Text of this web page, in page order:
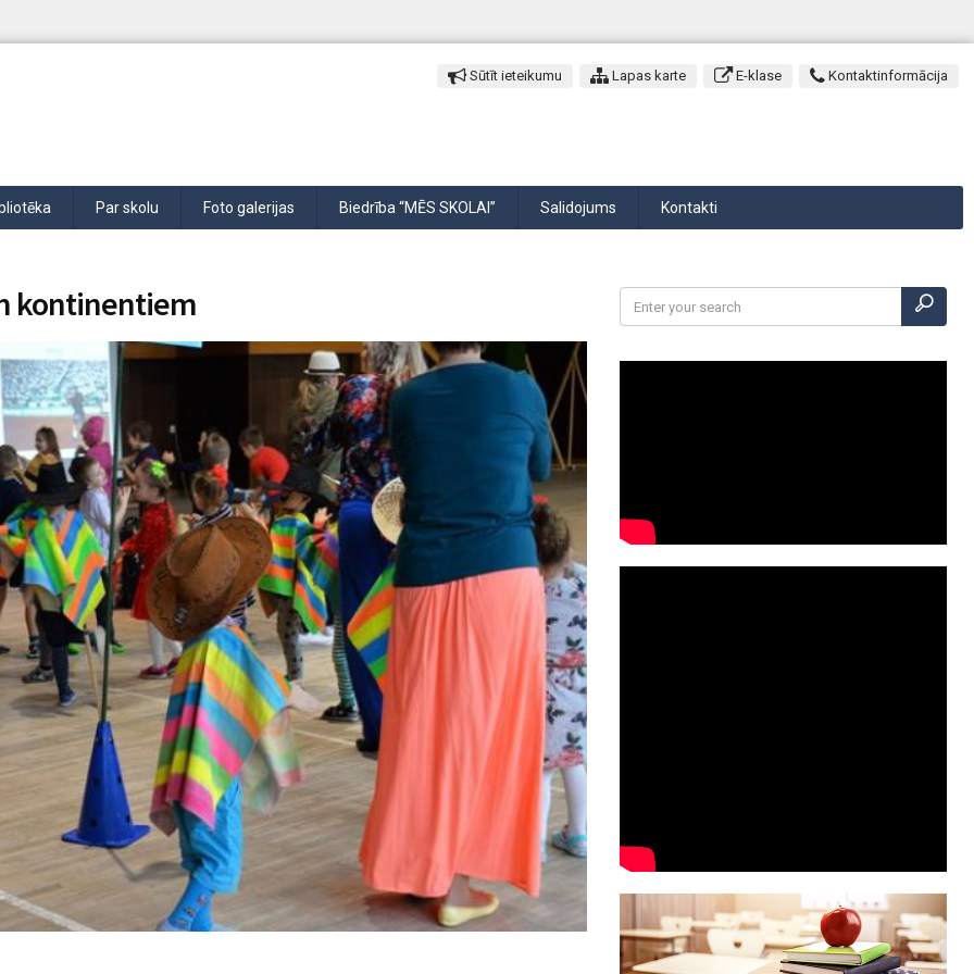
Sūtīt ieteikumu Lapas karte E-klase Kontaktinformācija
Par skolu Foto galerijas Biedrība “MĒS SKOLAI” Salidojums Kontakti
kontinentiem